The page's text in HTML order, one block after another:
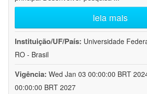
leia mais
Instituição/UF/País: Universidade
RO - Brasil
Vigência: Wed Jan 03 00:00:00 BRT
00:00:00 BRT 2027